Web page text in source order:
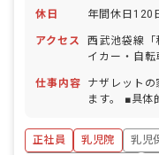
休日 年間休日120
アクセス
西武池袋線「
イカー・自転
仕事内容
ナザレット
ます。 ■具体的な仕事内容 ・乳幼児の調
応） ・食材
検品
正社員 乳児院
乳児